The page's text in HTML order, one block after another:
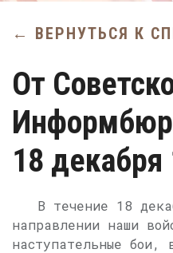
← ВЕРНУТЬСЯ К
От
18 декабря
В течение 18
направлении наши
наступательные бои,